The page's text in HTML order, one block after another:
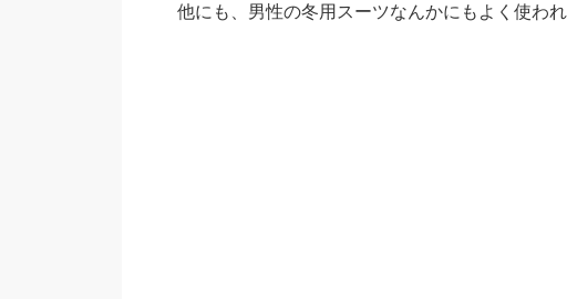
他にも、男性の冬用スーツなんかにもよく使わ